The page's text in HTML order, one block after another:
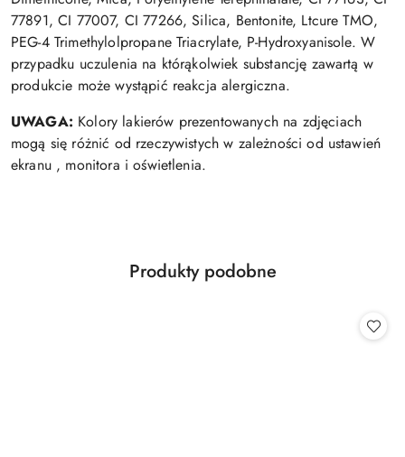
77891, CI 77007, CI 77266, Silica, Bentonite, Ltcure TMO,
PEG-4 Trimethylolpropane Triacrylate, P-Hydroxyanisole. W
przypadku uczulenia na którąkolwiek substancję zawartą w
produkcie może wystąpić reakcja alergiczna.
UWAGA: Kolory lakierów prezentowanych na zdjęciach
mogą się różnić od rzeczywistych w zależności od ustawień
ekranu , monitora i oświetlenia.
Pomiń karuzelę produktów
Produkty
Produkty podobne